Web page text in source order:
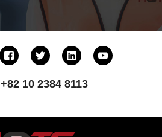
+82 10 2384 8113